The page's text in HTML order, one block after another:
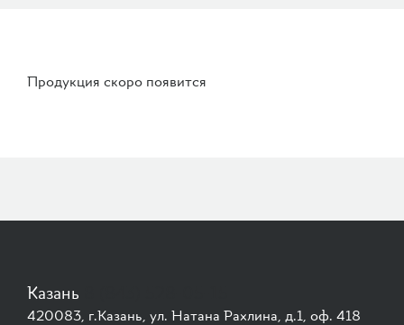
Продукция скоро появится
Казань
420083, г.Казань, ул. Натана Рахлина, д.1, оф. 418